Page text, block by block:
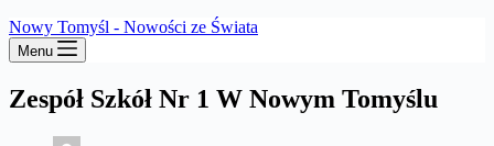
Nowy Tomyśl - Nowości ze Świata
Menu
Zespół Szkół Nr 1 W Nowym Tomyślu